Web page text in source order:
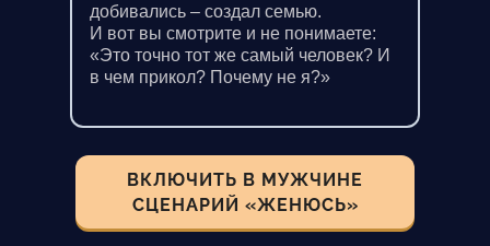
ВКЛЮЧИТЬ В МУЖЧИНЕ
СЦЕНАРИЙ «ЖЕНЮСЬ»
добивались – создал семью.
И вот вы смотрите и не понимаете:
«Это точно тот же самый человек? И
в чем прикол? Почему не я?»